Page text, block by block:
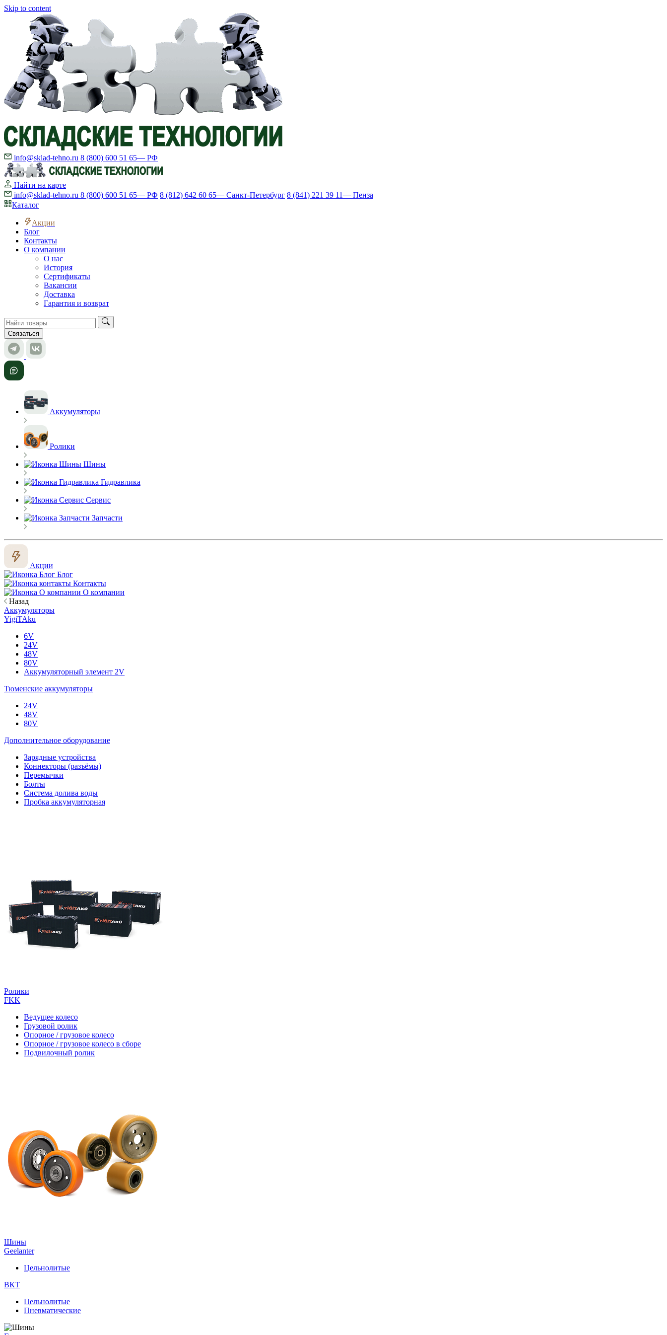
Skip to content
info@sklad-tehno.ru 8 (800) 600 51 65— РФ
Найти на карте
info@sklad-tehno.ru 8 (800) 600 51 65— РФ 8 (812) 642 60 65— Санкт-Петербург 8 (841) 221 39 11— Пенза
Каталог
Акции
Блог
Контакты
О компании
О нас
История
Сертификаты
Вакансии
Доставка
Гарантия и возврат
Связаться
Аккумуляторы
Ролики
Шины
Гидравлика
Сервис
Запчасти
Акции
Блог
Контакты
О компании
Назад
Аккумуляторы
YigiTAku
6V
24V
48V
80V
Аккумуляторный элемент 2V
Тюменские аккумуляторы
24V
48V
80V
Дополнительное оборудование
Зарядные устройства
Коннекторы (разъёмы)
Перемычки
Болты
Система долива воды
Пробка аккумуляторная
Ролики
FKK
Ведущее колесо
Грузовой ролик
Опорное / грузовое колесо
Опорное / грузовое колесо в сборе
Подвилочный ролик
Шины
Geelanter
Цельнолитые
ВКТ
Цельнолитые
Пневматические